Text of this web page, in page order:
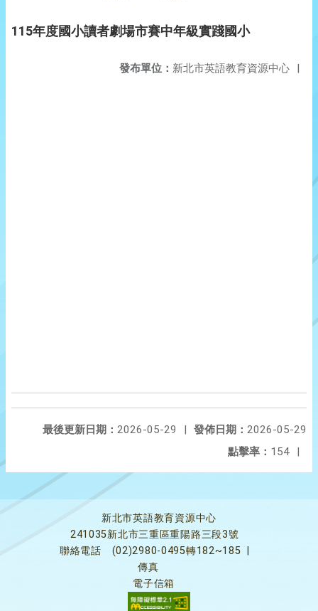
115年度國小讀者劇場市賽中年級實踐國小
發布單位： 新北市英語教育資源中心 |
發佈日期： 2026-05-29
最後更新日期： 2026-05-29
|
點擊率： 154 |
新北市英語教育資源中心
241035新北市三重區重陽路三段3號
聯絡電話
(02)2980-0495轉182~185
傳真
電子信箱